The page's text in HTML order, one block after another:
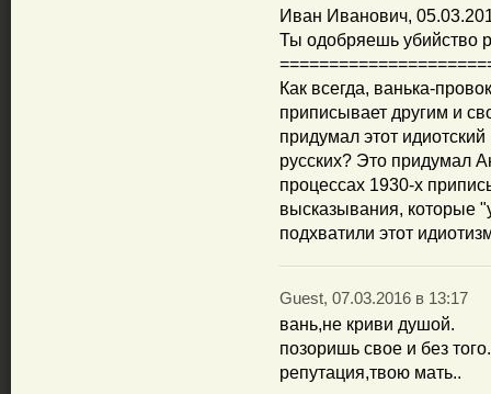
Иван Иванович,
Ты одобряешь убийство
Как всегда, ванька-
приписывает другим и
придумал этот
русских? Это придумал
процессах 1930-х
высказывания, которые
подхватили этот
Guest, 07.03.2016 в 13:17
вань,не криви душой.
позоришь свое и без
репутация,твою мать..